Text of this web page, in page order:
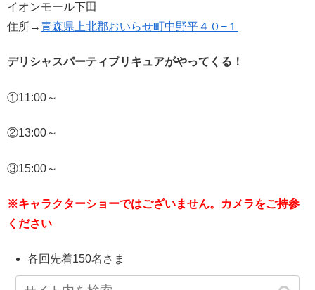
イオンモール下田
住所→青森県上北郡おいらせ町中野平４０−１
デリシャスパーティプリキュアがやってくる！
①11:00～
②13:00～
③15:00～
※キャラクターショーではございません。カメラをご持参
ください
各回先着150名さま